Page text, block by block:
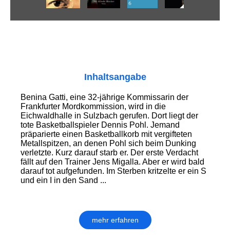
Inhaltsangabe
Benina Gatti, eine 32-jährige Kommissarin der
Frankfurter Mordkommission, wird in die
Eichwaldhalle in Sulzbach gerufen. Dort liegt der
tote Basketballspieler Dennis Pohl. Jemand
präparierte einen Basketballkorb mit vergifteten
Metallspitzen, an denen Pohl sich beim Dunking
verletzte. Kurz darauf starb er. Der erste Verdacht
fällt auf den Trainer Jens Migalla. Aber er wird bald
darauf tot aufgefunden. Im Sterben kritzelte er ein S
und ein I in den Sand ...
mehr erfahren